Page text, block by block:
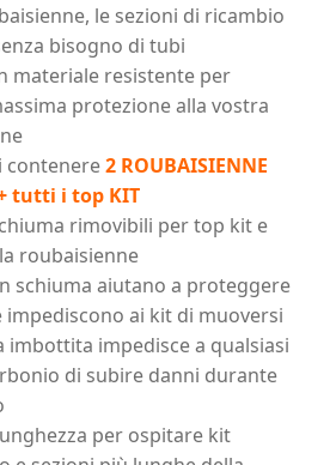
le sezioni di ricambio
bisogno di tubi
materiale resistente per
protezione alla vostra
contenere2 ROUBAISIENNE
tutti i top KIT
rimovibili per top kit e
roubaisienne
schiuma aiutano a proteggere
impediscono ai kit di muoversi
imbottita impedisce a qualsiasi
di subire danni durante
per ospitare kit